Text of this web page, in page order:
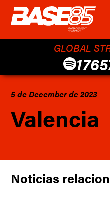
GLOBAL
5 de December de 2023
Valencia
Noticias